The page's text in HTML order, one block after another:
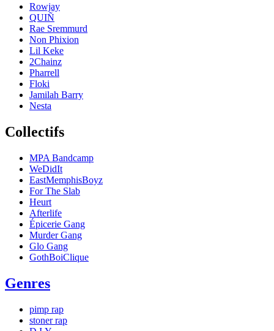
Rowjay
QUIÑ
Rae Sremmurd
Non Phixion
Lil Keke
2Chainz
Pharrell
Floki
Jamilah Barry
Nesta
Collectifs
MPA Bandcamp
WeDidIt
EastMemphisBoyz
For The Slab
Heurt
Afterlife
Épicerie Gang
Murder Gang
Glo Gang
GothBoiClique
Genres
pimp rap
stoner rap